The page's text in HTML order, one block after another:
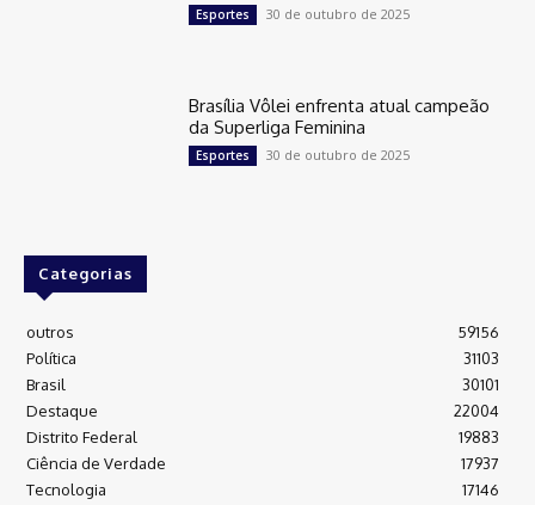
Esportes 30 de outubro de 2025
Brasília Vôlei enfrenta atual campeão
da Superliga Feminina
Esportes 30 de outubro de 2025
Categorias
outros
59156
Política
31103
Brasil
30101
Destaque
22004
Distrito Federal
19883
Ciência de Verdade
17937
Tecnologia
17146